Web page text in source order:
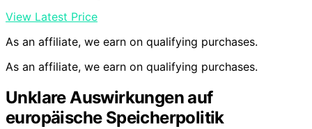
View Latest Price
As an affiliate, we earn on qualifying purchases.
As an affiliate, we earn on qualifying purchases.
Unklare Auswirkungen auf
europäische Speicherpolitik